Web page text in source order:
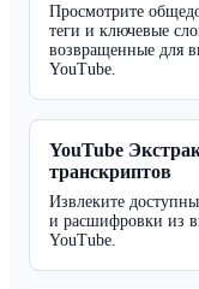
Просмотрите
теги и ключевые
возвращенные для
YouTube.
YouTube
транскриптов
Извлеките
и расшифровки из
YouTube.